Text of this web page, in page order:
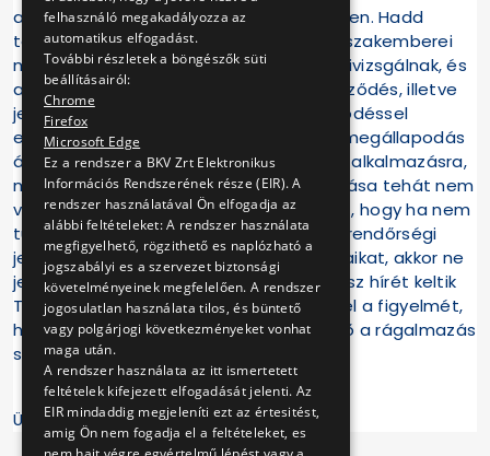
alkalmaz retorziót a dolgozókkal szemben. Hadd
tájékoztassuk, hogy a BKV Zrt. illetékes szakemberei
minden egyes panaszt és bejelentést kivizsgálnak, és
a Munka Törvénykönyve, a Kollektív Szerződés, illetve
jelenleg az úgynevezett Kollektív Szerződéssel
egyenértékű átmeneti foglalkoztatási megállapodás
által meghatározott szankciók kerülnek alkalmazásra,
minden indokolt esetben. Kollégája állítása tehát nem
valós. Nyomatékosan megkérjük Önöket, hogy ha nem
tudják konkrét tényekkel, tanúkkal vagy rendőrségi
jegyzőkönyvekkel alátámasztani állításaikat, akkor ne
jelentessék meg azokat, mert ezzel rossz hírét keltik
Társaságunk dolgozóinak. Hadd hívjuk fel a figyelmét,
hogy a szólás szabadsága nem egyenlő a rágalmazás
szabadságával.
Üdvözlettel:BKV Zrt.
felhasználó megakadályozza az
automatikus elfogadást.
További részletek a böngészők süti
beállításairól:
Chrome
Firefox
Microsoft Edge
Ez a rendszer a BKV Zrt Elektronikus
Információs Rendszerének része (EIR). A
rendszer használatával Ön elfogadja az
alábbi feltételeket: A rendszer használata
megfigyelhető, rögzithető es naplózható a
jogszabályi es a szervezet biztonsági
követelményeinek megfelelően. A rendszer
jogosulatlan használata tilos, és büntető
vagy polgárjogi következményeket vonhat
maga után.
A rendszer használata az itt ismertetett
feltételek kifejezett elfogadását jelenti. Az
EIR mindaddig megjeleníti ezt az értesitést,
amig Ön nem fogadja el a feltételeket, es